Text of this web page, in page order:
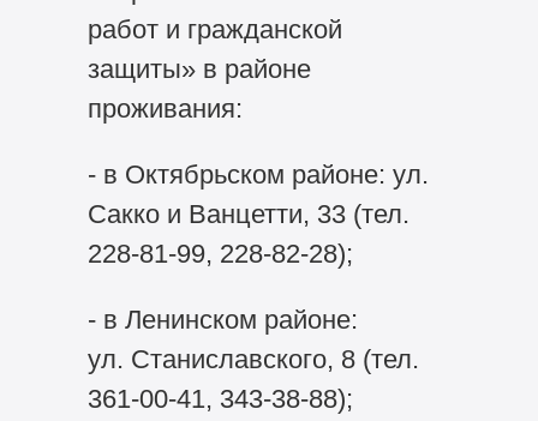
работ и гражданской
защиты» в районе
проживания:
- в Октябрьском районе: ул.
Сакко и Ванцетти, 33 (тел.
228-81-99, 228-82-28);
- в Ленинском районе:
ул. Станиславского, 8 (тел.
361-00-41, 343-38-88);